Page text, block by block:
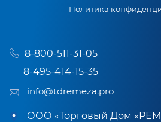
Политика
8-800-511-31-05
8-495-414-15-35
info@tdremeza.pro
ООО «Торговый Дом